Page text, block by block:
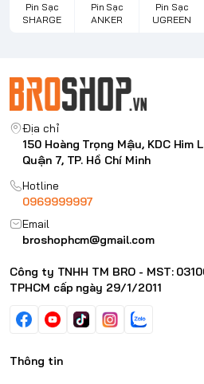
Pin Sạc
SHARGE
Pin Sạc
ANKER
Pin Sạc
UGREEN
Địa chỉ
150 Hoàng Trọng Mậu, KDC Him
Quận 7, TP. Hồ Chí Minh
Hotline
0969999997
Email
broshophcm@gmail.com
Công ty TNHH TM BRO - MST:
TPHCM cấp ngày 29/1/2011
Thông tin